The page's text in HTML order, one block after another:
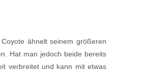
ähnelt seinem größeren
Hat man jedoch beide bereits
verbreitet und kann mit etwas